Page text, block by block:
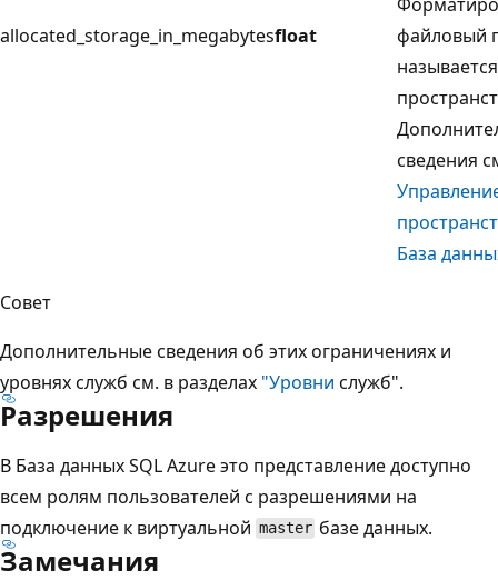
allocated_storage_in_megabytesfloat
файловый
сведения
База
Совет
Дополнительные сведения об этих ограничениях и
уровнях служб см. в разделах "Уровни служб".
Разрешения
В База данных SQL Azure это представление доступно
всем ролям пользователей с разрешениями на
подключение к виртуальной master базе данных.
Замечания